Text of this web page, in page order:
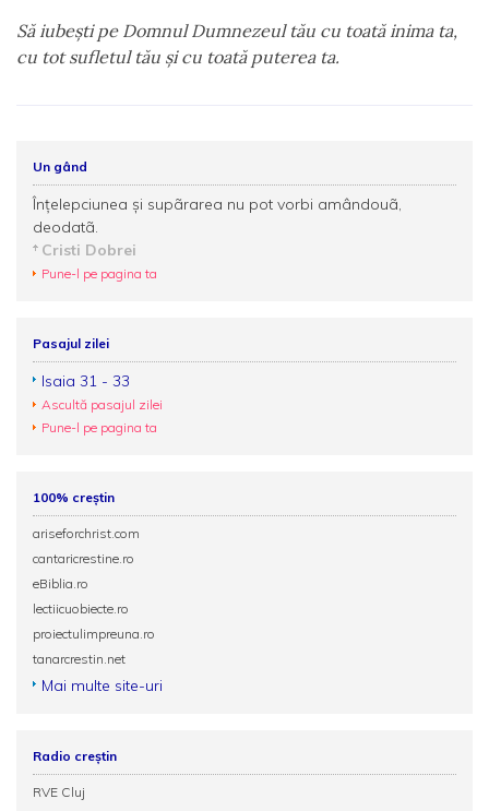
Să iubeşti pe Domnul Dumnezeul tău cu toată inima ta,
cu tot sufletul tău şi cu toată puterea ta.
Un gând
Înţelepciunea şi supãrarea nu pot vorbi amândouã,
deodatã.
Cristi Dobrei
Pune-l pe pagina ta
Pasajul zilei
Isaia 31 - 33
Ascultă pasajul zilei
Pune-l pe pagina ta
100% creștin
ariseforchrist.com
cantaricrestine.ro
eBiblia.ro
lectiicuobiecte.ro
proiectulimpreuna.ro
tanarcrestin.net
Mai multe site-uri
Radio creștin
RVE Cluj